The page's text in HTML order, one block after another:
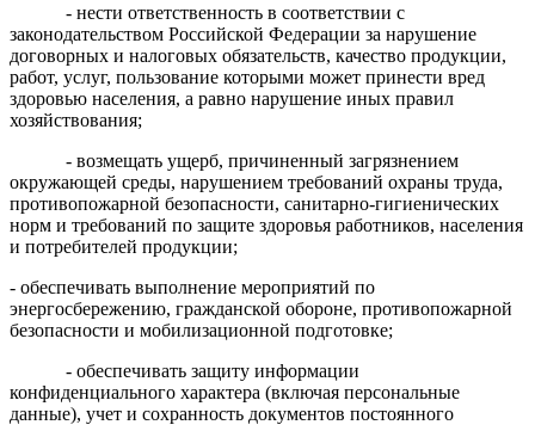
- нести ответственность в соответствии с
законодательством Российской Федерации за нарушение
договорных и налоговых обязательств, качество продукции,
работ, услуг, пользование которыми может принести вред
здоровью населения, а равно нарушение иных правил
хозяйствования;
- возмещать ущерб, причиненный загрязнением
окружающей среды, нарушением требований охраны труда,
противопожарной безопасности, санитарно-гигиенических
норм и требований по защите здоровья работников, населения
и потребителей продукции;
- обеспечивать выполнение мероприятий по
энергосбережению, гражданской обороне, противопожарной
безопасности и мобилизационной подготовке;
- обеспечивать защиту информации
конфиденциального характера (включая персональные
данные), учет и сохранность документов постоянного